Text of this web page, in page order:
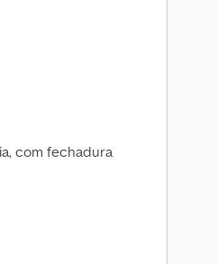
com fechadura